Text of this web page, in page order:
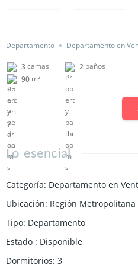
Departamento Departamento en
3camas 2 baños
90 m²
Lo esencial
Categoría: Departamento en
Ubicación: Región Metropolitana
Tipo: Departamento
Estado : Disponible
Dormitorios: 3